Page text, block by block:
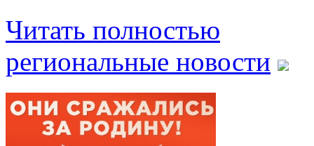
Читать полностью
региональные новости